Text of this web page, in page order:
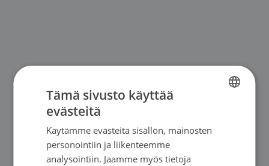
SWEDISH
Tämä sivusto käyttää
evästeitä
Käytämme evästeitä sisällön, mainosten
personointiin ja liikenteemme
analysointiin. Jaamme myös tietoja